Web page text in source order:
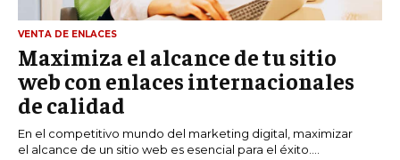
VENTA DE ENLACES
Maximiza el alcance de tu sitio
web con enlaces internacionales
de calidad
En el competitivo mundo del marketing digital, maximizar
el alcance de un sitio web es esencial para el éxito....